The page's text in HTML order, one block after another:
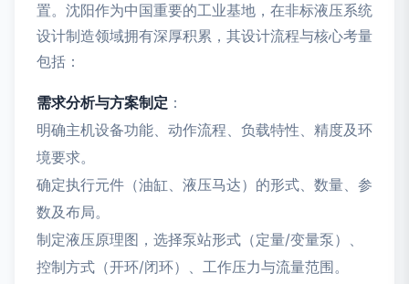
置。沈阳作为中国重要的工业基地，在非标液压系统
设计制造领域拥有深厚积累，其设计流程与核心考量
包括：
需求分析与方案制定 ：
明确主机设备功能、动作流程、负载特性、精度及环
境要求。
确定执行元件（油缸、液压马达）的形式、数量、参
数及布局。
制定液压原理图，选择泵站形式（定量/变量泵）、
控制方式（开环/闭环）、工作压力与流量范围。